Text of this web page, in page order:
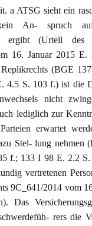
a ATSG sieht ein
An- spruch
ergibt (Urteil des
16. Januar 2015
(BGE
4.5 S. 103 f.) ist die
nicht
lediglich zur
erwartet
Stel- lung nehmen
f.; 133 I 98 E. 2.2
vertretenen
9C_641/2014 vom
Das
rers die